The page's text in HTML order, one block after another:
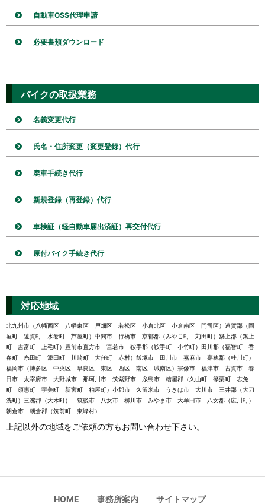
自動車OSS代理申請
必要書類ダウンロード
バイクの取扱業務
名義変更代行
氏名・住所変更（変更登録）代行
廃車手続き代行
新規登録（再登録）代行
車検証（軽自動車届出済証）再交付代行
原付バイク手続き代行
対応地域
北九州市（八幡西区 八幡東区 戸畑区 若松区 小倉北区 小倉南区 門司区）遠賀郡（岡
垣町 遠賀町 水巻町 芦屋町）中間市 行橋市 京都郡（みやこ町 苅田町）築上郡（築上
町 吉富町 上毛町）豊前市直方市 宮若市 鞍手郡（鞍手町 小竹町）田川郡（福智町 香
春町 糸田町 添田町 川崎町 大任町 赤村）飯塚市 田川市 嘉麻市 嘉穂郡（桂川町）
福岡市（博多区 中央区 早良区 東区 西区 南区 城南区）宗像市 福津市 古賀市 春
日市 太宰府市 大野城市 那珂川市 筑紫野市 糸島市 糟屋郡（久山町 篠栗町 志免
町 須惠町 宇美町 新宮町 粕屋町）小郡市 久留米市 うきは市 大川市 三井郡（大刀
洗町）三潴郡（大木町） 筑後市 八女市 柳川市 みやま市 大牟田市 八女郡（広川町）
朝倉市 朝倉郡（筑前町 東峰村）
上記以外の地域をご依頼の方もお問い合わせ下さい。
HOME 事務所案内 サイトマップ